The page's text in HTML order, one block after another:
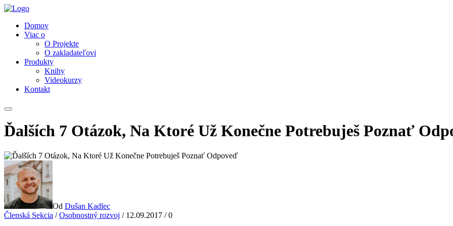
Domov
Viac o
O Projekte
O zakladateľovi
Produkty
Knihy
Videokurzy
Kontakt
Ďalších 7 Otázok, Na Ktoré Už Konečne Potrebuješ Poznať
Od Dušan Kadlec
Členská Sekcia / Osobnostný rozvoj / 12.09.2017 / 0